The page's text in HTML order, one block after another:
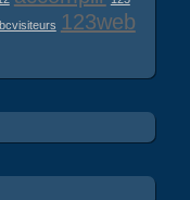
123web